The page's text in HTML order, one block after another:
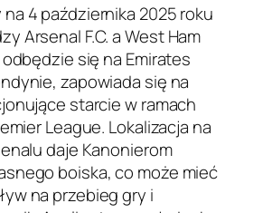
4 października 2025 roku
Arsenal F.C. a West Ham
się na Emirates
zapowiada się na
starcie w ramach
League. Lokalizacja na
daje Kanonierom
boiska, co może mieć
na przebieg gry i